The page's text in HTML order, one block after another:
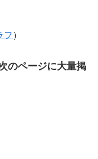
フ ）
のページに大量掲